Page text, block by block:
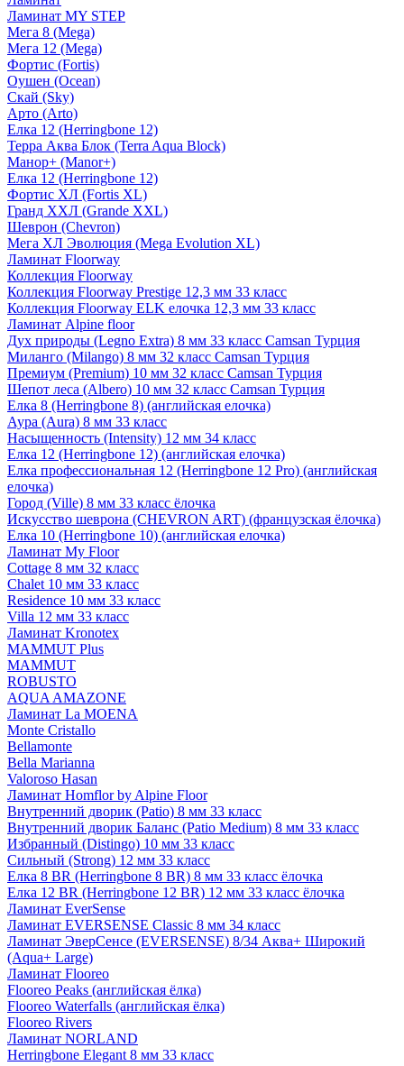
Ламинат MY STEP
Мега 8 (Mega)
Мега 12 (Mega)
Фортис (Fortis)
Оушен (Ocean)
Скай (Sky)
Арто (Arto)
Елка 12 (Herringbone 12)
Терра Аква Блок (Terra Aqua Block)
Манор+ (Manor+)
Елка 12 (Herringbone 12)
Фортис ХЛ (Fortis XL)
Гранд ХХЛ (Grande XXL)
Шеврон (Chevron)
Мега ХЛ Эволюция (Mega Evolution XL)
Ламинат Floorway
Коллекция Floorway
Коллекция Floorway Prestige 12,3 мм 33 класс
Коллекция Floorway ELK елочка 12,3 мм 33 класс
Ламинат Alpine floor
Дух природы (Legno Extra) 8 мм 33 класс Camsan Турция
Миланго (Milango) 8 мм 32 класс Camsan Турция
Премиум (Premium) 10 мм 32 класс Camsan Турция
Шепот леса (Albero) 10 мм 32 класс Camsan Турция
Елка 8 (Herringbone 8) (английская елочка)
Аура (Aura) 8 мм 33 класс
Насыщенность (Intensity) 12 мм 34 класс
Елка 12 (Herringbone 12) (английская елочка)
Елка профессиональная 12 (Herringbone 12 Pro) (английская
елочка)
Город (Ville) 8 мм 33 класс ёлочка
Искусство шеврона (CHEVRON ART) (французская ёлочка)
Елка 10 (Herringbone 10) (английская елочка)
Ламинат My Floor
Cottage 8 мм 32 класс
Chalet 10 мм 33 класс
Residence 10 мм 33 класс
Villa 12 мм 33 класс
Ламинат Kronotex
MAMMUT Plus
MAMMUT
ROBUSTO
AQUA AMAZONE
Ламинат La MOENA
Monte Cristallo
Bellamonte
Bella Marianna
Valoroso Hasan
Ламинат Homflor by Alpine Floor
Внутренний дворик (Patio) 8 мм 33 класс
Внутренний дворик Баланс (Patio Medium) 8 мм 33 класс
Избранный (Distingo) 10 мм 33 класс
Сильный (Strong) 12 мм 33 класс
Елка 8 BR (Herringbone 8 BR) 8 мм 33 класс ёлочка
Елка 12 BR (Herringbone 12 BR) 12 мм 33 класс ёлочка
Ламинат EverSense
Ламинат EVERSENSE Classic 8 мм 34 класс
Ламинат ЭверСенсе (EVERSENSE) 8/34 Аква+ Широкий
(Aqua+ Large)
Ламинат Flooreo
Flooreo Peaks (английская ёлка)
Flooreo Waterfalls (английская ёлка)
Flooreo Rivers
Ламинат NORLAND
Herringbone Elegant 8 мм 33 класс